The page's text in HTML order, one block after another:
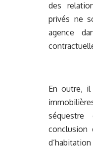
des
privés ne
agence
En outre,
conclusion